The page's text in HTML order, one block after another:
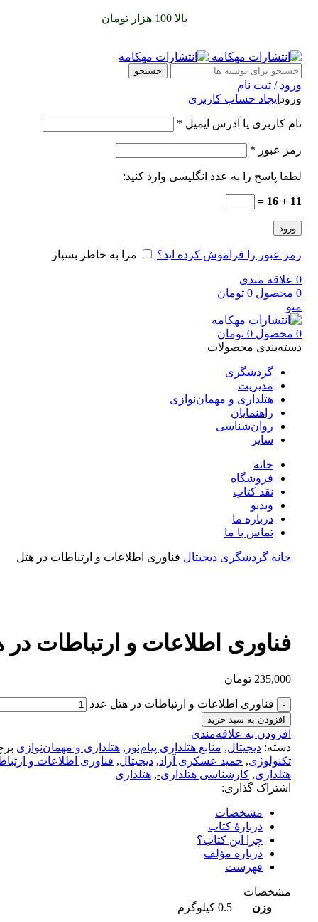
بالا 100 هزار تومان
جستجو
ورود / ثبت نام
ورود ایجاد حساب کاربری
نام کاربری یا آدرس ایمیل *
رمز عبور *
لطفا پاسخ را به عدد انگلیسی وارد کنید:
11 + 16 =
ورود
رمز عبور را فراموش کرده اید؟ مرا به خاطر بسپار
0 علاقه مندی
0 محصول 0 تومان
منو
0 محصول 0 تومان
دسته‌بندی محصولات
گردشگری
مدیریت
هتلداری و مهمان‌نوازی
راهنمایان
روان‌شناسی
سایر
خانه
فروشگاه
نقد کتاب
ویدیو
درباره‌ ما
تماس با ما
خانه گردشگری دیجیتال فناوری اطلاعات و ارتباطات در هتل
فناوری اطلاعات و ارتباطات در
235,000 تومان
فناوری اطلاعات و ارتباطات در هتل عدد
افزودن به سبد خرید
افزودن به علاقه‌مندی
دسته: دیجیتال, منابع هتلداری پیام‌نور , هتلداری و مهمان‌نوازی
تکنولوژی, حمید عسکری آزاد, دیجیتال, فناوری اطلاعات و
هتلداری, کارشناسی هتلداری-, هتلداری
اشتراک گذاری:
مشخصات
دربارهٔ کتاب
چرا این کتاب؟
درباره مؤلف
فهرست
مشخصات
وزن
0.5 کیلوگرم